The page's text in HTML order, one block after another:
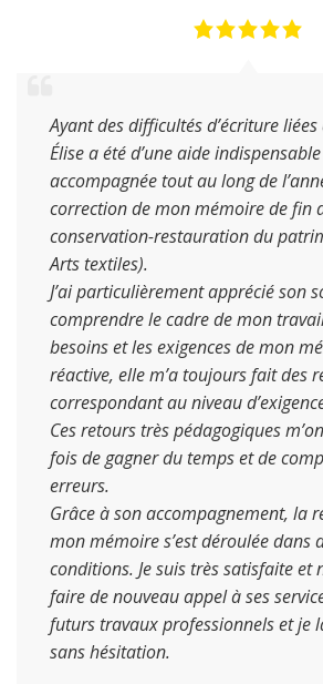
Ayant des difficultés d’écriture
Élise a été d’une aide
accompagnée tout au long de
correction de mon mémoire de fin
conservation-restauration du
Arts textiles).
J’ai particulièrement apprécié son
comprendre le cadre de mon
besoins et les exigences de mon
réactive, elle m’a toujours fait des
correspondant au niveau
Ces retours très pédagogiques
fois de gagner du temps et de
erreurs.
Grâce à son accompagnement, la
mon mémoire s’est déroulée dans
conditions. Je suis très satisfaite et
faire de nouveau appel à ses
futurs travaux professionnels et je
sans hésitation.